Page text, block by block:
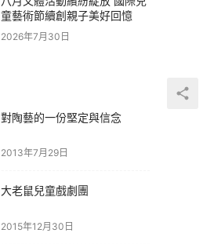
童藝術節續創親子美好回憶
2026年7月30日
對陶藝的一份堅定與信念
2013年7月29日
大老鼠兒童戲劇團
2015年12月30日